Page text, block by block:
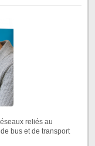
reliés au
bus et de transport